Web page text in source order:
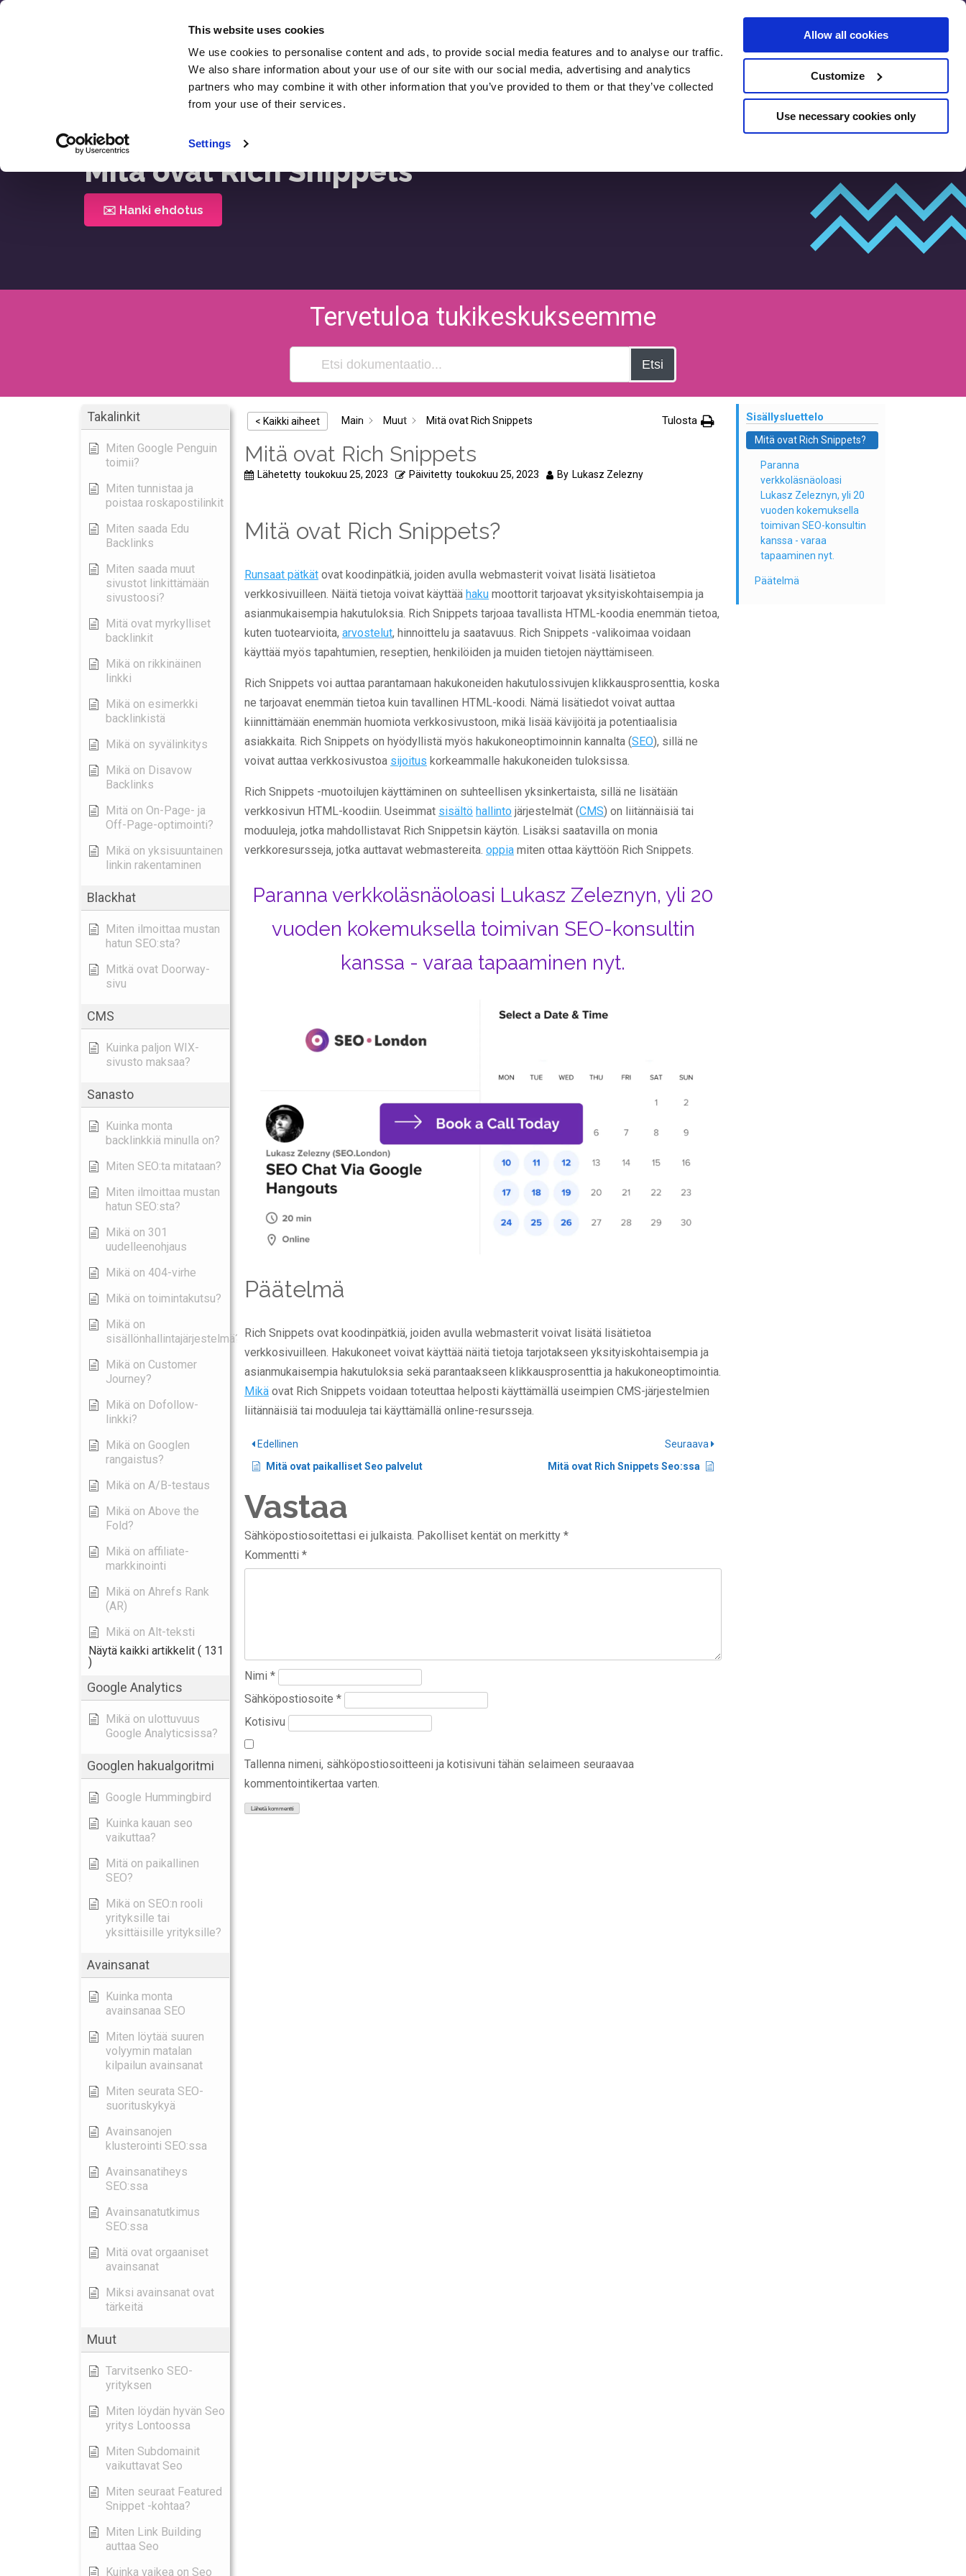
This website uses cookies
We use cookies to personalise content and ads, to provide social media features and to analyse our traffic.
We also share information about your use of our site with our social media, advertising and analytics
partners who may combine it with other information that you’ve provided to them or that they’ve collected
from your use of their services.
Settings
Allow all cookies
Customize
Use necessary cookies only
Siirry
SEO Lataukset SEO Blogi Resurssit Arvostelut SEO esiarviointi
Etusivu > Mitä Ovat Rich Snippets
Mitä ovat Rich Snippets
✉️ Hanki ehdotus
Tervetuloa tukikeskukseemme
Etsi
Takalinkit
Miten Google Penguin
toimii?
Miten tunnistaa ja
poistaa roskapostilinkit
Miten saada Edu
Backlinks
Miten saada muut
sivustot linkittämään
sivustoosi?
Mitä ovat myrkylliset
backlinkit
Mikä on rikkinäinen
linkki
Mikä on esimerkki
backlinkistä
Mikä on syvälinkitys
Mikä on Disavow
Backlinks
Mitä on On-Page- ja
Off-Page-optimointi?
Mikä on yksisuuntainen
linkin rakentaminen
Blackhat
Miten ilmoittaa mustan
hatun SEO:sta?
Mitkä ovat Doorway-
sivu
CMS
Kuinka paljon WIX-
sivusto maksaa?
Sanasto
Kuinka monta
backlinkkiä minulla on?
Miten SEO:ta mitataan?
Miten ilmoittaa mustan
hatun SEO:sta?
Mikä on 301
uudelleenohjaus
Mikä on 404-virhe
Mikä on toimintakutsu?
Mikä on
sisällönhallintajärjestelmä?
Mikä on Customer
Journey?
Mikä on Dofollow-
linkki?
Mikä on Googlen
rangaistus?
Mikä on A/B-testaus
Mikä on Above the
Fold?
Mikä on affiliate-
markkinointi
Mikä on Ahrefs Rank
(AR)
Mikä on Alt-teksti
Näytä kaikki artikkelit ( 131
)
Google Analytics
Mikä on ulottuvuus
Google Analyticsissa?
Googlen hakualgoritmi
Google Hummingbird
Kuinka kauan seo
vaikuttaa?
Mitä on paikallinen
SEO?
Mikä on SEO:n rooli
yrityksille tai
yksittäisille yrityksille?
Avainsanat
Kuinka monta
avainsanaa SEO
Miten löytää suuren
volyymin matalan
kilpailun avainsanat
Miten seurata SEO-
suorituskykyä
Avainsanojen
klusterointi SEO:ssa
Avainsanatiheys
SEO:ssa
Avainsanatutkimus
SEO:ssa
Mitä ovat orgaaniset
avainsanat
Miksi avainsanat ovat
tärkeitä
Muut
Tarvitsenko SEO-
yrityksen
Miten löydän hyvän Seo
yritys Lontoossa
Miten Subdomainit
vaikuttavat Seo
Miten seuraat Featured
Snippet -kohtaa?
Miten Link Building
auttaa Seo
Kuinka vaikea on Seo
< Kaikki aiheet Main Muut Mitä ovat Rich Snippets Tulosta
Mitä ovat Rich Snippets
Lähetetty toukokuu 25, 2023 Päivitetty toukokuu 25, 2023 By Lukasz Zelezny
Mitä ovat Rich Snippets?
Runsaat pätkät ovat koodinpätkiä, joiden avulla webmasterit voivat lisätä lisätietoa
verkkosivuilleen. Näitä tietoja voivat käyttää haku moottorit tarjoavat yksityiskohtaisempia ja
asianmukaisempia hakutuloksia. Rich Snippets tarjoaa tavallista HTML-koodia enemmän tietoa,
kuten tuotearvioita, arvostelut, hinnoittelu ja saatavuus. Rich Snippets -valikoimaa voidaan
käyttää myös tapahtumien, reseptien, henkilöiden ja muiden tietojen näyttämiseen.
Rich Snippets voi auttaa parantamaan hakukoneiden hakutulossivujen klikkausprosenttia, koska
ne tarjoavat enemmän tietoa kuin tavallinen HTML-koodi. Nämä lisätiedot voivat auttaa
kiinnittämään enemmän huomiota verkkosivustoon, mikä lisää kävijöitä ja potentiaalisia
asiakkaita. Rich Snippets on hyödyllistä myös hakukoneoptimoinnin kannalta (SEO), sillä ne
voivat auttaa verkkosivustoa sijoitus korkeammalle hakukoneiden tuloksissa.
Rich Snippets -muotoilujen käyttäminen on suhteellisen yksinkertaista, sillä ne lisätään
verkkosivun HTML-koodiin. Useimmat sisältö hallinto järjestelmät (CMS) on liitännäisiä tai
moduuleja, jotka mahdollistavat Rich Snippetsin käytön. Lisäksi saatavilla on monia
verkkoresursseja, jotka auttavat webmastereita. oppia miten ottaa käyttöön Rich Snippets.
Paranna verkkoläsnäoloasi Lukasz Zeleznyn, yli 20
vuoden kokemuksella toimivan SEO-konsultin
kanssa - varaa tapaaminen nyt.
Päätelmä
Rich Snippets ovat koodinpätkiä, joiden avulla webmasterit voivat lisätä lisätietoa
verkkosivuilleen. Hakukoneet voivat käyttää näitä tietoja tarjotakseen yksityiskohtaisempia ja
asianmukaisempia hakutuloksia sekä parantaakseen klikkausprosenttia ja hakukoneoptimointia.
Mikä ovat Rich Snippets voidaan toteuttaa helposti käyttämällä useimpien CMS-järjestelmien
liitännäisiä tai moduuleja tai käyttämällä online-resursseja.
Edellinen
Mitä ovat paikalliset Seo palvelut
Seuraava
Mitä ovat Rich Snippets Seo:ssa
Vastaa
Sähköpostiosoitettasi ei julkaista. Pakolliset kentät on merkitty *
Kommentti *
Nimi *
Sähköpostiosoite *
Kotisivu
Tallenna nimeni, sähköpostiosoitteeni ja kotisivuni tähän selaimeen seuraavaa
kommentointikertaa varten.
Sisällysluettelo
Mitä ovat Rich Snippets?
Paranna
verkkoläsnäoloasi
Lukasz Zeleznyn, yli 20
vuoden kokemuksella
toimivan SEO-konsultin
kanssa - varaa
tapaaminen nyt.
Päätelmä